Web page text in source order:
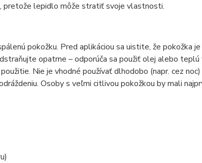
pretože lepidlo môže stratiť svoje vlastnosti.
pokožku. Pred aplikáciou sa uistite, že pokožka
opatrne – odporúča sa použiť olej alebo teplú
Nie je vhodné používať dlhodobo (napr. cez
Osoby s veľmi citlivou pokožkou by mali